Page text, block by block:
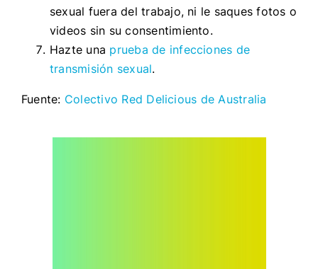
sexual fuera del trabajo, ni le saques fotos o
videos sin su consentimiento.
Hazte una prueba de infecciones de
transmisión sexual.
Fuente: Colectivo Red Delicious de Australia